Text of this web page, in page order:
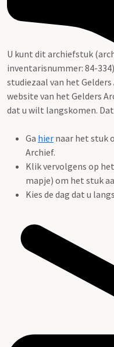
U kunt dit archiefstuk
inventarisnummer: 84-
studiezaal van het Gelders
website van het Gelders
dat u wilt langskomen.
Ga hier naar het stuk
Archief.
Klik vervolgens op
mapje) om het stuk
Kies de dag dat u